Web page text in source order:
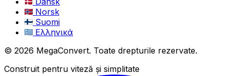
Norsk
Suomi
Ελληνικά
© 2026 MegaConvert. Toate drepturile rezervate.
Construit pentru viteză și simplitate